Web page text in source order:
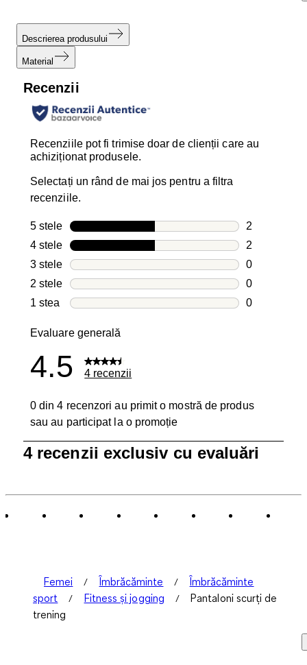
Descrierea produsului
Material
Recenzii
Recenziile pot fi trimise doar de clienții care au
achiziționat produsele.
Selectați un rând de mai jos pentru a filtra
recenziile.
5 stele stele
2
2 recenzii
4 stele stele
2
2 recenzii
3 stele stele
0
0 recenzii
2 stele stele
0
0 recenzii
1 stea stele
0
Evaluare generală
4.5 4 recenzii
0 din 4 recenzori au primit o mostră de produs
sau au participat la o promoție
0
4 recenzii exclusiv cu evaluări
Femei Îmbrăcăminte
Îmbrăcăminte
sport
Fitness și jogging
Pantaloni scurți de
trening